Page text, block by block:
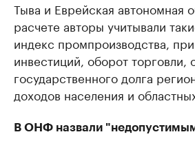
Тыва и Еврейская автономная
расчете авторы учитывали
индекс промпроизводства,
инвестиций, оборот торговли,
государственного долга
доходов населения и
В ОНФ назвали